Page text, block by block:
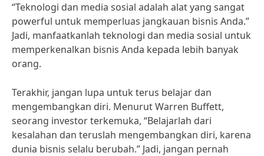
“Teknologi dan media sosial adalah alat yang sangat
powerful untuk memperluas jangkauan bisnis Anda.”
Jadi, manfaatkanlah teknologi dan media sosial untuk
memperkenalkan bisnis Anda kepada lebih banyak
orang.
Terakhir, jangan lupa untuk terus belajar dan
mengembangkan diri. Menurut Warren Buffett,
seorang investor terkemuka, “Belajarlah dari
kesalahan dan teruslah mengembangkan diri, karena
dunia bisnis selalu berubah.” Jadi, jangan pernah